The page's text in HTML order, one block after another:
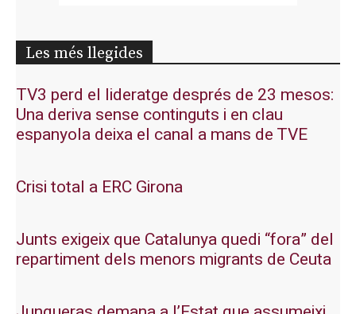
Les més llegides
TV3 perd el lideratge després de 23 mesos:
Una deriva sense continguts i en clau
espanyola deixa el canal a mans de TVE
Crisi total a ERC Girona
Junts exigeix que Catalunya quedi “fora” del
repartiment dels menors migrants de Ceuta